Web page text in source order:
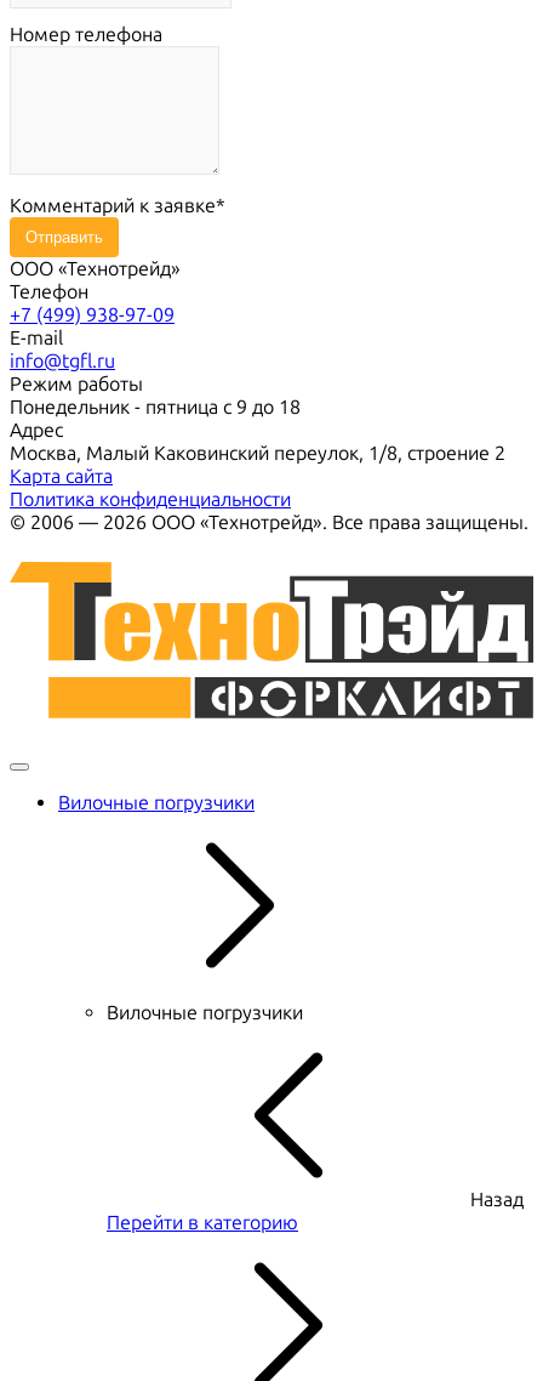
Номер телефона
Комментарий к заявке
Отправить
ООО «Технотрейд»
Телефон
+7 (499) 938-97-09
E-mail
info@tgfl.ru
Режим работы
Понедельник - пятница с 9 до 18
Адрес
Москва, Малый Каковинский переулок, 1/8, строение 2
Карта сайта
Политика конфиденциальности
© 2006 — 2026 ООО «Технотрейд». Все права защищены.
Вилочные погрузчики
Вилочные погрузчики
Назад
Перейти в категорию